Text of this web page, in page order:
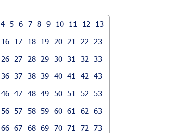
4 5 6 7 8 9 10 11 12
13
16 17 18 19 20 21 22
23
26 27 28 29 30 31 32
33
36 37 38 39 40 41 42
43
46 47 48 49 50 51 52
53
56 57 58 59 60 61 62
63
66 67 68 69 70 71 72
73